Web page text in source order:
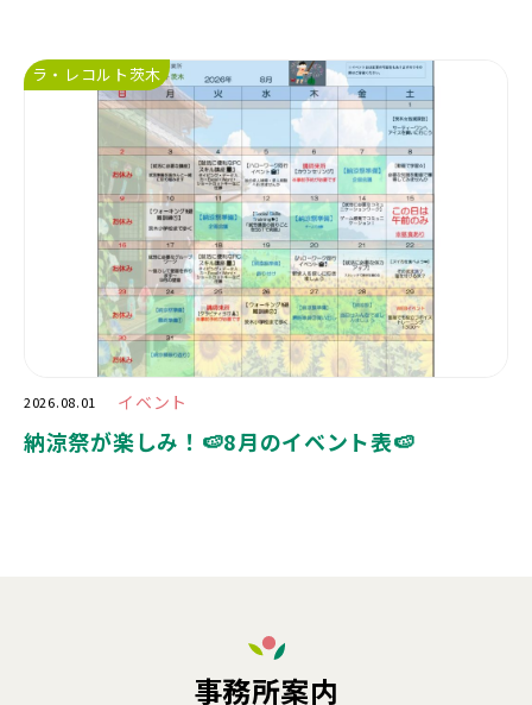
ラ・レコルト茨木
2026.08.01 イベント
納涼祭が楽しみ！🍉8月のイベント表🍉
事務所案内